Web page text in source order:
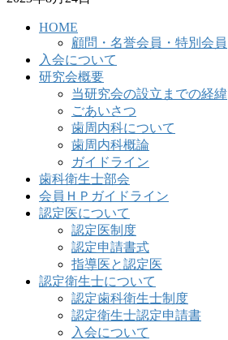
HOME
顧問・名誉会員・特別会員
入会について
研究会概要
当研究会の設立までの経緯
ごあいさつ
歯周内科について
歯周内科概論
ガイドライン
歯科衛生士部会
会員ＨＰガイドライン
認定医について
認定医制度
認定申請書式
指導医と認定医
認定衛生士について
認定歯科衛生士制度
認定衛生士認定申請書
入会について